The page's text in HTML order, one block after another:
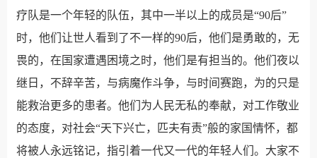
疗队是一个年轻的队伍，其中一半以上的成员是“90后”
时，他们让世人看到了不一样的90后，他们是勇敢的，无
畏的，在国家遭遇困境之时，他们是有担当的。他们夜以
继日，不辞辛苦，与病魔作斗争，与时间赛跑，为的只是
能救治更多的患者。他们为人民无私的奉献，对工作敬业
的态度，对社会“天下兴亡，匹夫有责”般的家国情怀，都
将被人永远铭记，指引着一代又一代的年轻人们。大家不